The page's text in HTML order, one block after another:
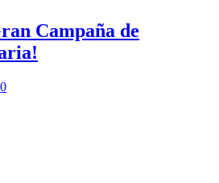
Campaña de
0